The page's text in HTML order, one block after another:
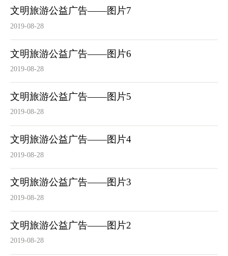
文明旅游公益广告——图片7
2019-08-28
文明旅游公益广告——图片6
2019-08-28
文明旅游公益广告——图片5
2019-08-28
文明旅游公益广告——图片4
2019-08-28
文明旅游公益广告——图片3
2019-08-28
文明旅游公益广告——图片2
2019-08-28